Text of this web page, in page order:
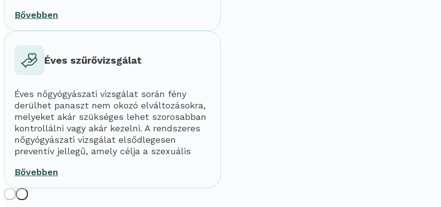
Bővebben
Éves szűrővizsgálat
Éves nőgyógyászati vizsgálat során fény
derülhet panaszt nem okozó elváltozásokra,
melyeket akár szükséges lehet szorosabban
kontrollálni vagy akár kezelni. A rendszeres
nőgyógyászati vizsgálat elsődlegesen
preventív jellegű, amely célja a szexuális
Bővebben